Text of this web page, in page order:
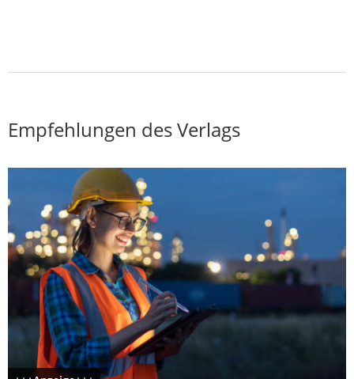
Empfehlungen des Verlags